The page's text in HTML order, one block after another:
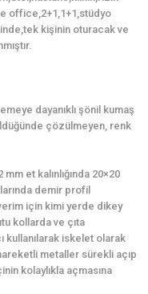
office,2+1,1+1,stüdyo
kişinin oturacak ve
dayanıklı şönil kumaş
çözülmeyen, renk
et kalınlığında 20×20
demir profil
verim için kimi yerde dikey
kollarda ve çıta
kullanılarak iskelet olarak
metaller sürekli açıp
kolaylıkla açmasına